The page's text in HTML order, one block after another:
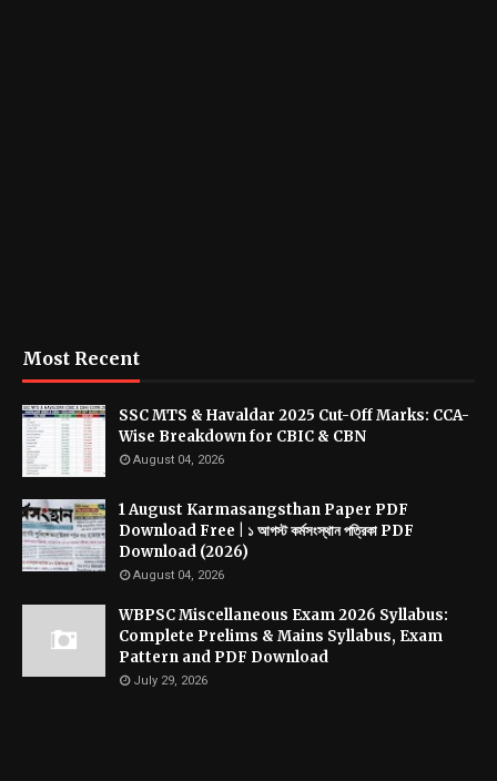
Most Recent
SSC MTS & Havaldar 2025 Cut-Off Marks: CCA-
Wise Breakdown for CBIC & CBN
August 04, 2026
1 August Karmasangsthan Paper PDF
Download Free | ১ আগস্ট কর্মসংস্থান পত্রিকা PDF
Download (2026)
August 04, 2026
WBPSC Miscellaneous Exam 2026 Syllabus:
Complete Prelims & Mains Syllabus, Exam
Pattern and PDF Download
July 29, 2026